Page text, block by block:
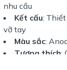
nhu cầu
Kết cấu:
vỡ tay
Màu sắc:
Tương thích:
tay – cần kiểm